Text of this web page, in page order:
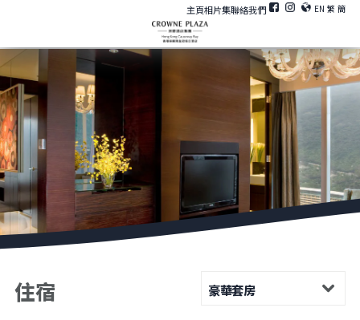
主頁相片集聯絡我們 EN 繁 簡
住宿 豪華套房